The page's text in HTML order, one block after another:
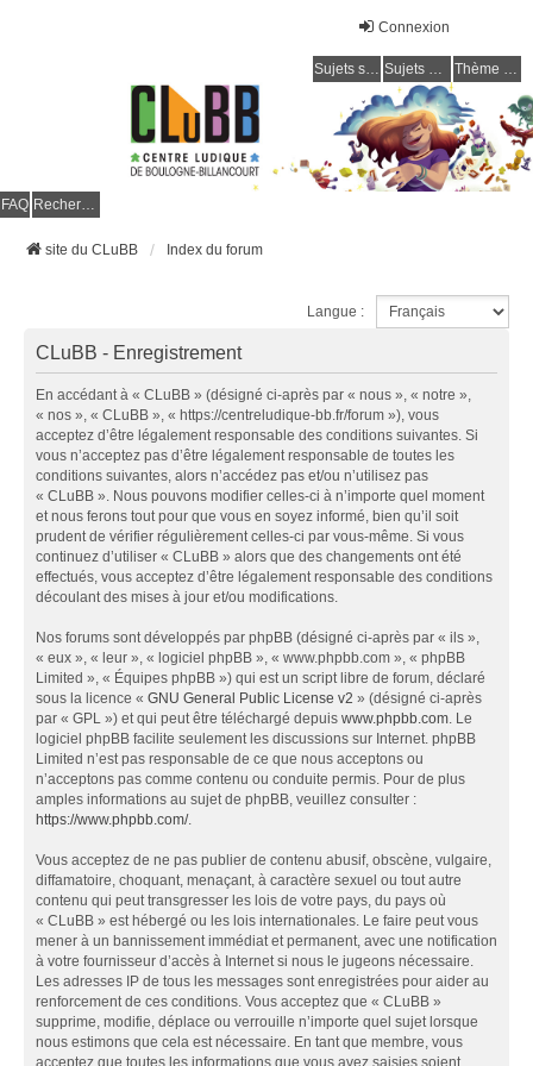
Connexion
Sujets sans réponse Sujets actifs Thème clair / foncé
FAQ Rechercher
site du CLuBB Index du forum
Langue :
CLuBB - Enregistrement
En accédant à « CLuBB » (désigné ci-après par « nous », « notre »,
« nos », « CLuBB », « https://centreludique-bb.fr/forum »), vous
acceptez d’être légalement responsable des conditions suivantes. Si
vous n’acceptez pas d’être légalement responsable de toutes les
conditions suivantes, alors n’accédez pas et/ou n’utilisez pas
« CLuBB ». Nous pouvons modifier celles-ci à n’importe quel moment
et nous ferons tout pour que vous en soyez informé, bien qu’il soit
prudent de vérifier régulièrement celles-ci par vous-même. Si vous
continuez d’utiliser « CLuBB » alors que des changements ont été
effectués, vous acceptez d’être légalement responsable des conditions
découlant des mises à jour et/ou modifications.
Nos forums sont développés par phpBB (désigné ci-après par « ils »,
« eux », « leur », « logiciel phpBB », « www.phpbb.com », « phpBB
Limited », « Équipes phpBB ») qui est un script libre de forum, déclaré
sous la licence « GNU General Public License v2 » (désigné ci-après
par « GPL ») et qui peut être téléchargé depuis www.phpbb.com. Le
logiciel phpBB facilite seulement les discussions sur Internet. phpBB
Limited n’est pas responsable de ce que nous acceptons ou
n’acceptons pas comme contenu ou conduite permis. Pour de plus
amples informations au sujet de phpBB, veuillez consulter :
https://www.phpbb.com/.
Vous acceptez de ne pas publier de contenu abusif, obscène, vulgaire,
diffamatoire, choquant, menaçant, à caractère sexuel ou tout autre
contenu qui peut transgresser les lois de votre pays, du pays où
« CLuBB » est hébergé ou les lois internationales. Le faire peut vous
mener à un bannissement immédiat et permanent, avec une notification
à votre fournisseur d’accès à Internet si nous le jugeons nécessaire.
Les adresses IP de tous les messages sont enregistrées pour aider au
renforcement de ces conditions. Vous acceptez que « CLuBB »
supprime, modifie, déplace ou verrouille n’importe quel sujet lorsque
nous estimons que cela est nécessaire. En tant que membre, vous
acceptez que toutes les informations que vous avez saisies soient